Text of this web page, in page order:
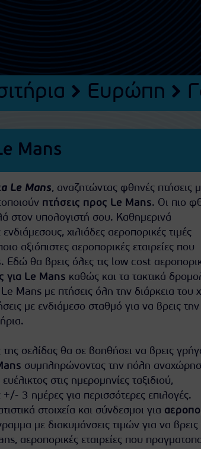
Ευρώπη
Mans
Le Mans, αναζητώντας φθηνές πτήσεις
πτήσεις προς Le Mans. Οι πιο
στον υπολογιστή σου. Καθημερινά
χιλιάδες αεροπορικές τιμές
αξιόπιστες αεροπορικές εταιρείες που
. Εδώ θα βρεις όλες τις low cost
για Le Mans καθώς και τα τακτικά
Mans με πτήσεις όλη την διάρκεια του
με ενδιάμεσο σταθμό για να βρεις την
σελίδας θα σε βοηθήσει να βρεις
συμπληρώνοντας την πόλη
στις ημερομηνίες ταξιδιού,
3 ημέρες για περισσότερες επιλογές.
στοιχεία και σύνδεσμοι για
με διακυμάνσεις τιμών για να βρεις
αεροπορικές εταιρείες που